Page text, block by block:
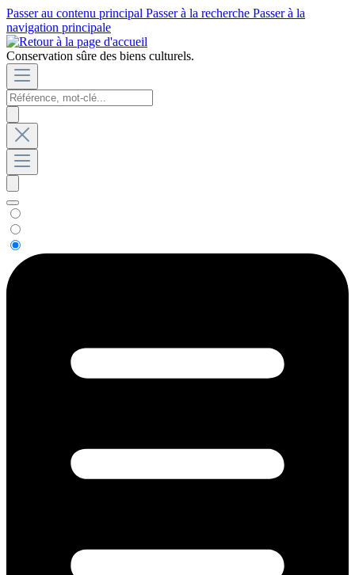
Passer au contenu principal Passer à la recherche Passer à la
navigation principale
Conservation sûre des biens culturels.